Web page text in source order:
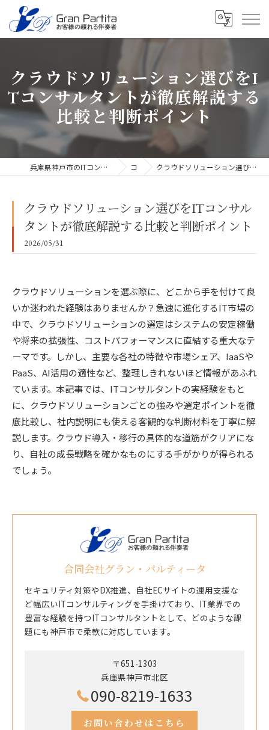
クラウドソリューション選びをI
Tコンサルタントが徹底解説する
比較と判断ポイント
兵庫県神戸市のITコンサルタントなら合同会社グラン・パルティータ コラム クラウドソリューション選びをITコンサルタントが徹底解説する比較と判断ポイント
クラウドソリューション選びをITコンサル
タントが徹底解説する比較と判断ポイント
2026/05/31
クラウドソリューションを選ぶ際に、どこから手を付けて良
いか迷われた経験はありませんか？急速に進化するIT市場の
中で、クラウドソリューションの選定はシステムの安定稼働
や将来の拡張性、コストパフォーマンスに直結する重大なテ
ーマです。しかし、主要な各社の特徴や市場シェア、IaaSや
PaaS、AI活用の適性など、整理しきれないほど情報があふれ
ています。本記事では、ITコンサルタントの実経験をもと
に、クラウドソリューションごとの強みや選定ポイントを徹
底比較し、社内説明にも使える客観的な判断材料を丁寧に解
説します。クラウド導入・移行の具体的な道筋がクリアにな
り、自社の成長戦略を確かなものにする手がかりが得られる
でしょう。
合同会社グラン・パルティータ
セキュリティ対策やDX推進、自社ECサイトの運用支援な
ど幅広いITコンサルティングを手掛けており、IT業界での
豊富な経験を持つITコンサルタントとして、どのような課
題にも神戸市で柔軟に対応しています。
〒651-1303
兵庫県神戸市北区
090-8219-1633
お問い合わせはこちら